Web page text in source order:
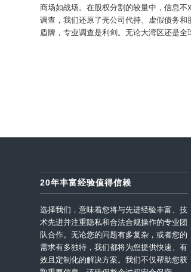
商场如战场。在股权分割的较量中，信息
调查，我们还原了壳公司代持、虚假债务
盾牌，专业调查是利剑。无论大湾区还是
20年丰富经验值得信赖
选择我们，意味着您将与先进经验丰富、技
术先进并注重隐私和合法合规操作的专业团
队合作。无论您的问题有多复杂，或者您的
需求有多独特，我们都将为您提供快速、有
效且定制化的解决方案。我们不仅帮助您获